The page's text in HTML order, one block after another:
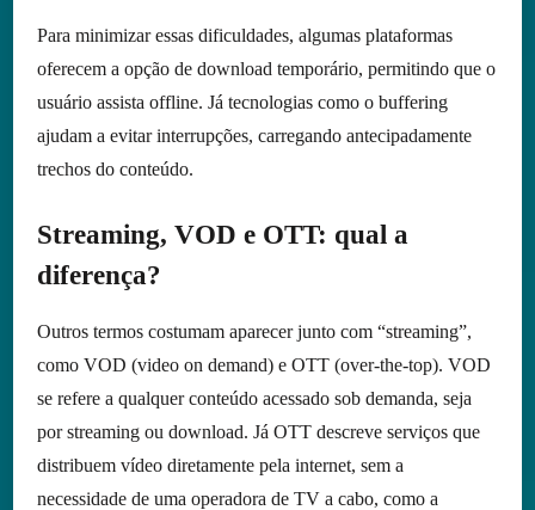
Para minimizar essas dificuldades, algumas plataformas
oferecem a opção de download temporário, permitindo que o
usuário assista offline. Já tecnologias como o buffering
ajudam a evitar interrupções, carregando antecipadamente
trechos do conteúdo.
Streaming, VOD e OTT: qual a
diferença?
Outros termos costumam aparecer junto com “streaming”,
como VOD (video on demand) e OTT (over-the-top). VOD
se refere a qualquer conteúdo acessado sob demanda, seja
por streaming ou download. Já OTT descreve serviços que
distribuem vídeo diretamente pela internet, sem a
necessidade de uma operadora de TV a cabo, como a